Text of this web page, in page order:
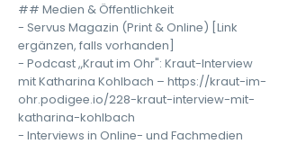
## Medien & Öffentlichkeit
- Servus Magazin (Print & Online) [Link
ergänzen, falls vorhanden]
- Podcast „Kraut im Ohr": Kraut-Interview
mit Katharina Kohlbach – https://kraut-im-
ohr.podigee.io/228-kraut-interview-mit-
katharina-kohlbach
- Interviews in Online- und Fachmedien